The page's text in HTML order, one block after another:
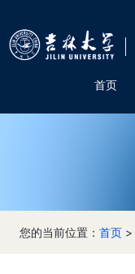
首页
您的当前位置： 首页 >